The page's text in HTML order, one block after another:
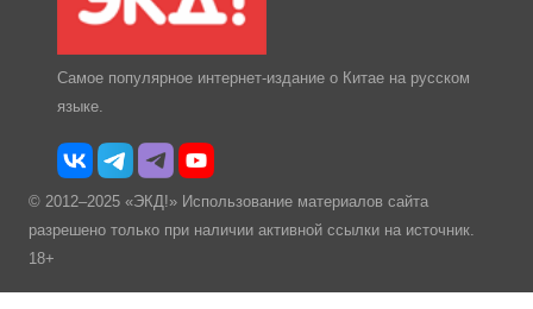
Самое популярное интернет-издание о Китае на русском
языке.
© 2012–2025 «ЭКД!» Использование материалов сайта
разрешено только при наличии активной ссылки на источник.
18+